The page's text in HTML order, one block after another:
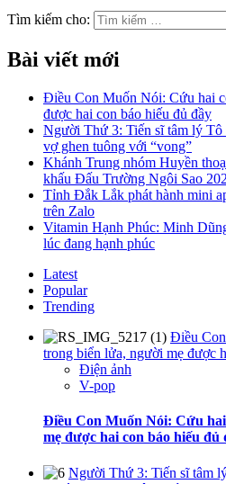
Tìm kiếm cho:
Bài viết mới
Điều Con Muốn Nói: Cứu hai
được hai con báo hiếu đủ đầy
Người Thứ 3: Tiến sĩ tâm lý
vợ ghen tuông với “vong”
Khánh Trung nhóm Huyền
khấu Đấu Trường Ngôi Sao
Tỉnh Đắk Lắk phát hành mini
trên Zalo
Vitamin Hạnh Phúc: Minh
lúc đang hạnh phúc
Latest
Popular
Trending
Điều
trong biển lửa, người mẹ được
Điện ảnh
V-pop
Điều Con Muốn Nói: Cứu
mẹ được hai con báo hiếu đủ
Người Thứ 3: Tiến sĩ tâm